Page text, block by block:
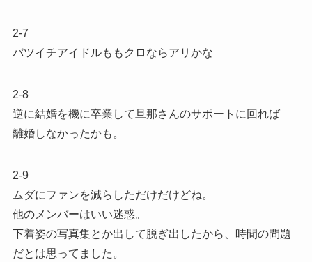
2-7
バツイチアイドルももクロならアリかな
2-8
逆に結婚を機に卒業して旦那さんのサポートに回れば
離婚しなかったかも。
2-9
ムダにファンを減らしただけだけどね。
他のメンバーはいい迷惑。
下着姿の写真集とか出して脱ぎ出したから、時間の問題
だとは思ってました。